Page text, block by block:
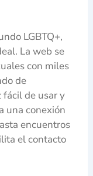
LGBTQ+,
La web se
con miles
de
de usar y
una conexión
encuentros
el contacto